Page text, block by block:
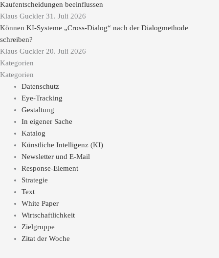
Kaufentscheidungen beeinflussen
Klaus Guckler 31. Juli 2026
Können KI-Systeme „Cross-Dialog“ nach der Dialogmethode
schreiben?
Klaus Guckler 20. Juli 2026
Kategorien
Kategorien
Datenschutz
Eye-Tracking
Gestaltung
In eigener Sache
Katalog
Künstliche Intelligenz (KI)
Newsletter und E-Mail
Response-Element
Strategie
Text
White Paper
Wirtschaftlichkeit
Zielgruppe
Zitat der Woche